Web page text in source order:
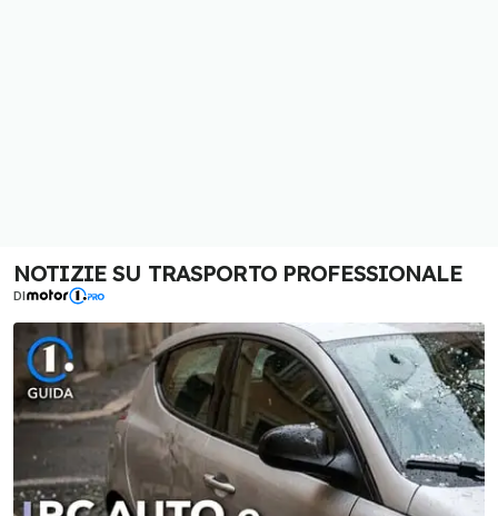
NOTIZIE SU TRASPORTO PROFESSIONALE
DI